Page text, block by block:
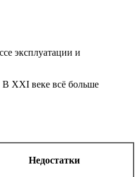
эксплуатации и
XXI веке всё больше
Недостатки